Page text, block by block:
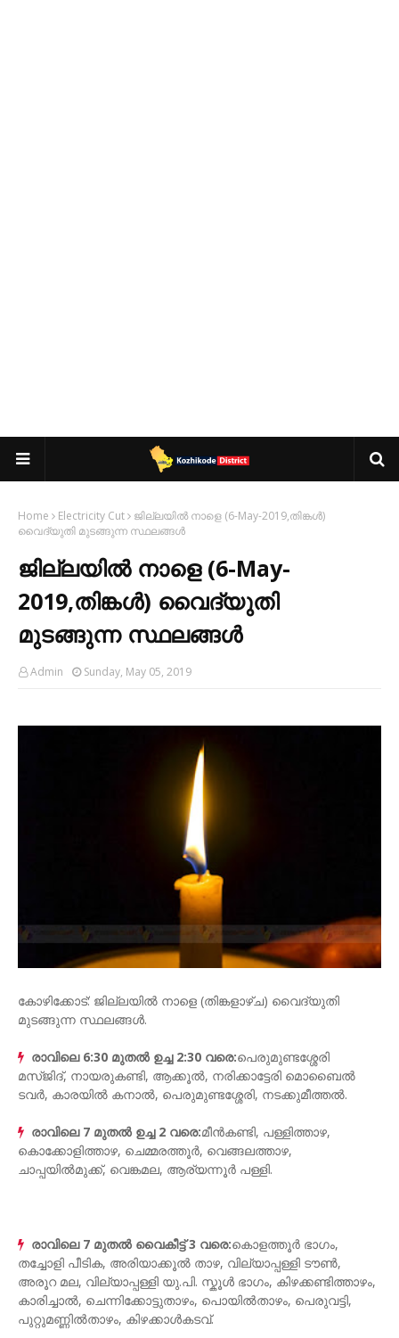
Home Electricity Cut
ജില്ലയിൽ നാളെ (6-May-2019,തിങ്കൾ)
വൈദ്യുതി മുടങ്ങുന്ന സ്ഥലങ്ങൾ
ജില്ലയിൽ നാളെ (6-May-
2019,തിങ്കൾ) വൈദ്യുതി
മുടങ്ങുന്ന സ്ഥലങ്ങൾ
Admin Sunday, May 05, 2019
കോഴിക്കോട്: ജില്ലയിൽ നാളെ (തിങ്കളാഴ്ച) വൈദ്യുതി
മുടങ്ങുന്ന സ്ഥലങ്ങൾ.
രാവിലെ 6:30 മുതൽ ഉച്ച 2:30 വരെ:പെരുമുണ്ടശ്ശേരി
മസ്ജിദ്, നായരുകണ്ടി, ആക്കൂൽ, നരിക്കാട്ടേരി മൊബൈൽ
ടവർ, കാരയിൽ കനാൽ, പെരുമുണ്ടശ്ശേരി, നടക്കുമീത്തൽ.
രാവിലെ 7 മുതൽ ഉച്ച 2 വരെ:മീൻകണ്ടി, പള്ളിത്താഴ,
കൊക്കോളിത്താഴ, ചെമ്മരത്തൂർ, വെങ്ങലത്താഴ,
ചാപ്പയിൽമുക്ക്, വെങ്കമല, ആര്യന്നൂർ പള്ളി.
രാവിലെ 7 മുതൽ വൈകീട്ട് 3 വരെ:കൊളത്തൂർ ഭാഗം,
തച്ചോളി പീടിക, അരിയാക്കൂൽ താഴ, വില്യാപ്പള്ളി ടൗൺ,
അരൂറ മല, വില്യാപ്പള്ളി യു.പി. സ്കൂൾ ഭാഗം, കിഴക്കണ്ടിത്താഴം,
കാരിച്ചാൽ, ചെന്നിക്കോട്ടുതാഴം, പൊയിൽതാഴം, പെരുവട്ടി,
പുറ്റുമണ്ണിൽതാഴം, കിഴക്കാൾകടവ്.